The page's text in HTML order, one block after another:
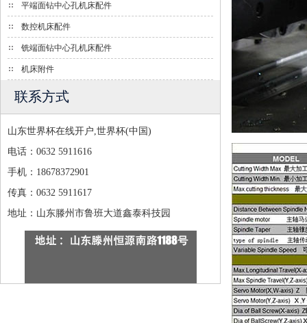
平端面钻中心孔机床配件
数控机床配件
铣端面钻中心孔机床配件
机床附件
联系方式
山东世界杯在线开户,世界杯(中国)
电话：0632 5911616
手机：18678372901
传真：0632 5911617
地址：山东滕州市鲁班大道鑫泰科技园